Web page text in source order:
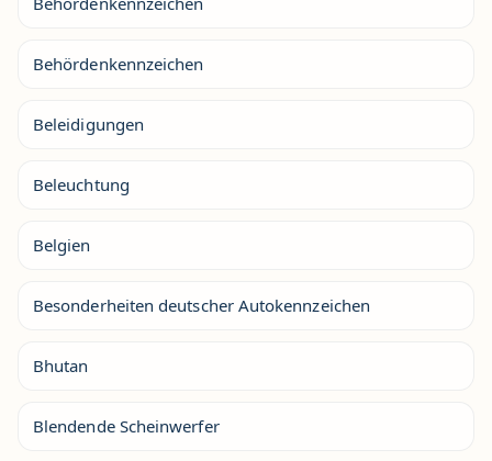
Behördenkennzeichen
Beleidigungen
Beleuchtung
Belgien
Besonderheiten deutscher Autokennzeichen
Bhutan
Blendende Scheinwerfer